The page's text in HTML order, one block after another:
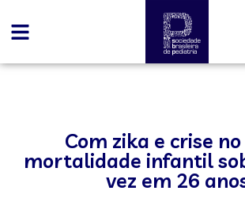
Com zika e crise
mortalidade infantil
vez em 26